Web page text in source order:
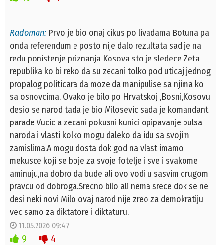
Radoman: Prvo je bio onaj cikus po livadama Botuna pa
onda referendum e posto nije dalo rezultata sad je na
redu ponistenje priznanja Kosova sto je sledece Zeta
republika ko bi reko da su zecani tolko pod uticaj jednog
propalog politicara da moze da manipulise sa njima ko
sa osnovcima. Ovako je bilo po Hrvatskoj ,Bosni,Kosovu
desio se narod tada je bio Milosevic sada je komandant
parade Vucic a zecani pokusni kunici opipavanje pulsa
naroda i vlasti kolko mogu daleko da idu sa svojim
zamislima.A mogu dosta dok god na vlast imamo
mekusce koji se boje za svoje fotelje i sve i svakome
aminuju,na dobro da bude ali ovo vodi u sasvim drugom
pravcu od dobroga.Srecno bilo ali nema srece dok se ne
desi neki novi Milo ovaj narod nije zreo za demokratiju
vec samo za diktatore i diktaturu.
11.05.2026 09:47
9 4